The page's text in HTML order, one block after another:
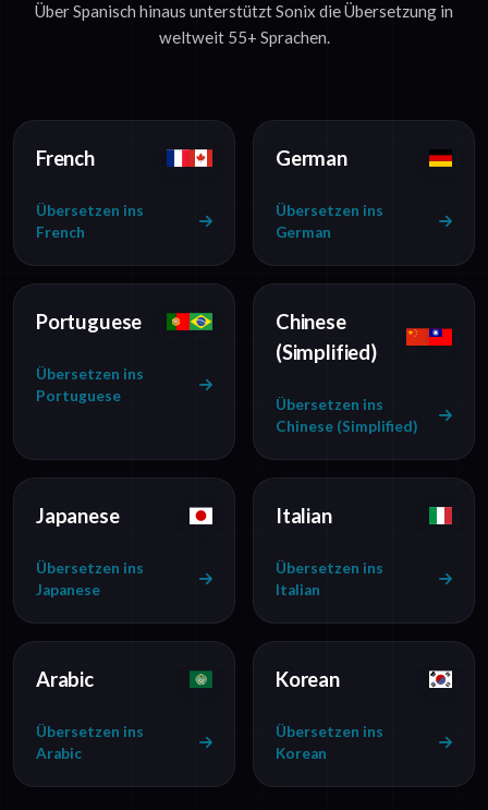
Über Spanisch hinaus unterstützt Sonix die Übersetzung in
weltweit 55+ Sprachen.
French
Übersetzen ins
French
German
Übersetzen ins
German
Portuguese
Übersetzen ins
Portuguese
Chinese
(Simplified)
Übersetzen ins
Chinese (Simplified)
Japanese
Übersetzen ins
Japanese
Italian
Übersetzen ins
Italian
Arabic
Übersetzen ins
Arabic
Korean
Übersetzen ins
Korean